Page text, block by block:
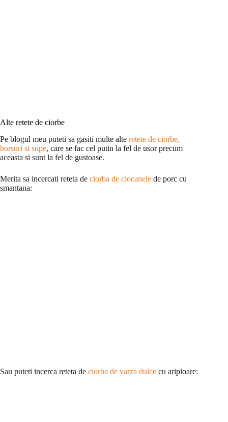
Alte retete de ciorbe
Pe blogul meu puteti sa gasiti multe alte retete de ciorbe,
borsuri si supe, care se fac cel putin la fel de usor precum
aceasta si sunt la fel de gustoase.
Merita sa incercati reteta de ciorba de ciocanele de porc cu
smantana:
Sau puteti incerca reteta de ciorba de varza dulce cu aripioare: